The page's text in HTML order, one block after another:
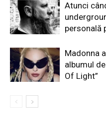
Atunci
personală
Madonna
albumul
Of Light”